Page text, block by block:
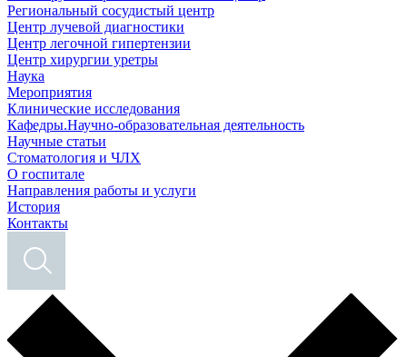
Региональный сосудистый центр
Центр лучевой диагностики
Центр легочной гипертензии
Центр хирургии уретры
Наука
Мероприятия
Клинические исследования
Кафедры.Научно-образовательная деятельность
Научные статьи
Стоматология и ЧЛХ
О госпитале
Направления работы и услуги
История
Контакты